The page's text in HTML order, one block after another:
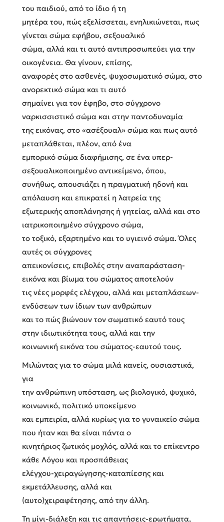
του παιδιού, από το ίδιο ή τη
μητέρα του, πώς εξελίσσεται, ενηλικιώνεται, πως
γίνεται σώμα εφήβου, σεξουαλικό
σώμα, αλλά και τι αυτό αντιπροσωπεύει για την
οικογένεια. Θα γίνουν, επίσης,
αναφορές στο ασθενές, ψυχοσωματικό σώμα, στο
ανορεκτικό σώμα και τι αυτό
σημαίνει για τον έφηβο, στο σύγχρονο
ναρκισσιστικό σώμα και στην παντοδυναμία
της εικόνας, στο «ασέξουαλ» σώμα και πως αυτό
μεταπλάθεται, πλέον, από ένα
εμπορικό σώμα διαφήμισης, σε ένα υπερ-
σεξουαλικοποιημένο αντικείμενο, όπου,
συνήθως, απουσιάζει η πραγματική ηδονή και
απόλαυση και επικρατεί η λατρεία της
εξωτερικής αποπλάνησης ή γητείας, αλλά και στο
ιατρικοποιημένο σύγχρονο σώμα,
το τοξικό, εξαρτημένο και το υγιεινό σώμα. Όλες
αυτές οι σύγχρονες
απεικονίσεις, επιβολές στην αναπαράσταση-
εικόνα και βίωμα του σώματος αποτελούν
τις νέες μορφές ελέγχου, αλλά και μεταπλάσεων-
ενδύσεων των ίδιων των ανθρώπων
και το πώς βιώνουν τον σωματικό εαυτό τους
στην ιδιωτικότητα τους, αλλά και την
κοινωνική εικόνα του σώματος-εαυτού τους.
Μιλώντας για το σώμα μιλά κανείς, ουσιαστικά,
για
την ανθρώπινη υπόσταση, ως βιολογικό, ψυχικό,
κοινωνικό, πολιτικό υποκείμενο
και εμπειρία, αλλά κυρίως για το γυναικείο σώμα
που ήταν και θα είναι πάντα ο
κινητήριος ζωτικός μοχλός, αλλά και το επίκεντρο
κάθε Λόγου και προσπάθειας
ελέγχου-χειραγώγησης-καταπίεσης και
εκμετάλλευσης, αλλά και
(αυτο)χειραφέτησης, από την άλλη.
Τη μίνι-διάλεξη και τις απαντήσεις-ερωτήματα,